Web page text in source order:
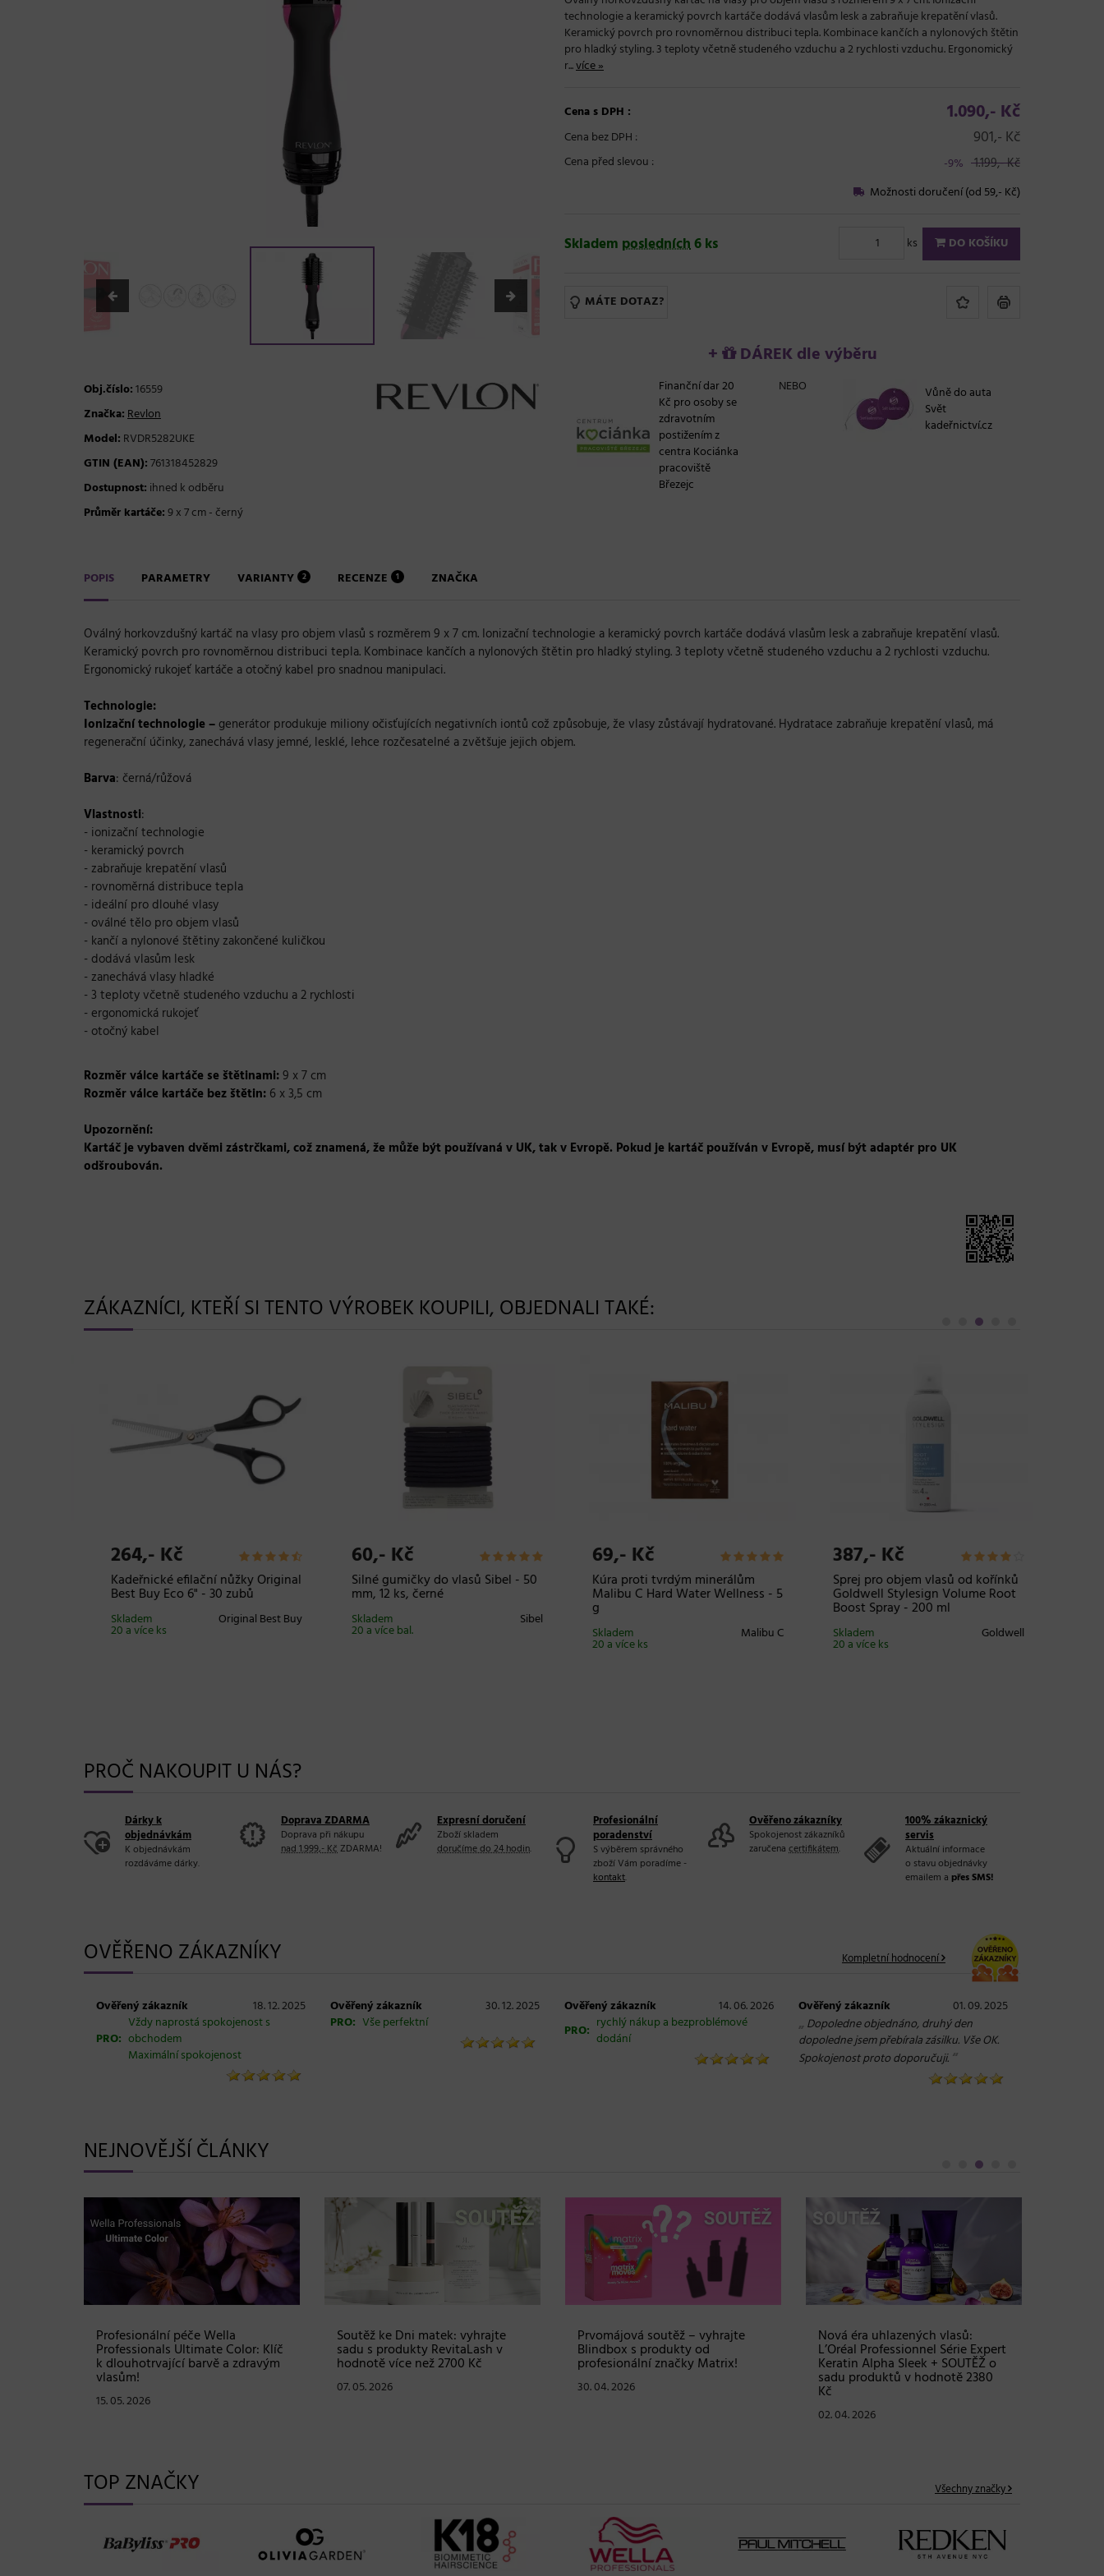
Obj.číslo:16559
Značka:Revlon
Model: RVDR5282UKE
GTIN (EAN):761318452829
Dostupnost: ihned k odběru
Průměr kartáče:9 x 7 cm - černý
technologie a keramický povrch kartáče dodává vlasům lesk a zabraňuje krepatění vlasů.
Keramický povrch pro rovnoměrnou distribuci tepla. Kombinace kančích a nylonových štětin
pro hladký styling. 3 teploty včetně studeného vzduchu a 2 rychlosti vzduchu. Ergonomický
r...více »
Cena s DPH : 1.090,- Kč
Cena bez DPH : 901,- Kč
Cena před slevou : -9% 1.199,- Kč
Možnosti doručení (od 59,- Kč)
Skladem posledních6 ks ks DO KOŠÍKU
MÁTE DOTAZ?
+ DÁREK dle výběru
Finanční dar 20
Kč pro osoby se
zdravotním
postižením z
centra Kociánka
pracoviště
Březejc
NEBO
Vůně do auta
Svět
kadeřnictví.cz
POPIS PARAMETRY VARIANTY 2 RECENZE 1 ZNAČKA
Oválný horkovzdušný kartáč na vlasy pro objem vlasů s rozměrem 9 x 7 cm. Ionizační technologie a keramický povrch kartáče dodává vlasům lesk a zabraňuje krepatění vlasů.
Keramický povrch pro rovnoměrnou distribuci tepla. Kombinace kančích a nylonových štětin pro hladký styling. 3 teploty včetně studeného vzduchu a 2 rychlosti vzduchu.
Ergonomický rukojeť kartáče a otočný kabel pro snadnou manipulaci.
Technologie:
Ionizační technologie – generátor produkuje miliony očisťujících negativních iontů což způsobuje, že vlasy zůstávají hydratované. Hydratace zabraňuje krepatění vlasů, má
regenerační účinky, zanechává vlasy jemné, lesklé, lehce rozčesatelné a zvětšuje jejich objem.
Barva: černá/růžová
Vlastnosti:
- ionizační technologie
- keramický povrch
- zabraňuje krepatění vlasů
- rovnoměrná distribuce tepla
- ideální pro dlouhé vlasy
- oválné tělo pro objem vlasů
- kančí a nylonové štětiny zakončené kuličkou
- dodává vlasům lesk
- zanechává vlasy hladké
- 3 teploty včetně studeného vzduchu a 2 rychlosti
- ergonomická rukojeť
- otočný kabel
Rozměr válce kartáče se štětinami:9 x 7 cm
Rozměr válce kartáče bez štětin: 6 x 3,5 cm
Upozornění:
Kartáč je vybaven dvěmi zástrčkami, což znamená, že může být používaná v UK, tak v Evropě. Pokud je kartáč používán v Evropě, musí být adaptér pro UK
odšroubován.
ZÁKAZNÍCI, KTEŘÍ SI TENTO VÝROBEK KOUPILI, OBJEDNALI TAKÉ:
264,- Kč
Kadeřnické efilační nůžky Original
Best Buy Eco 6" - 30 zubů
Original Best Buy
Skladem
20 a více ks
60,- Kč
Silné gumičky do vlasů Sibel - 50
mm, 12 ks, černé
Sibel
Skladem
20 a více bal.
69,- Kč
Kúra proti tvrdým minerálům
Malibu C Hard Water Wellness - 5
Malibu C
Skladem
20 a více ks
387,- Kč
Sprej pro objem vlasů od kořínků
Goldwell Stylesign Volume Root
Boost Spray - 200 ml
Goldwell
Skladem
20 a více ks
PROČ NAKOUPIT U NÁS?
Dárky k
objednávkám
K objednávkám
rozdáváme dárky.
Doprava ZDARMA
Doprava při nákupu
nad 1.999,- KčZDARMA!
Expresní doručení
Zboží skladem
doručíme do 24 hodin.
Profesionální
poradenství
S výběrem správného
zboží Vám poradíme -
kontakt.
Ověřeno zákazníky
Spokojenost zákazníků
zaručena certifikátem.
100% zákaznický
servis
Aktuální informace
o stavu objednávky
emailem a přes SMS!
OVĚŘENO ZÁKAZNÍKY Kompletní hodnocení
Ověřený zákazník
18. 12. 2025
PRO:
Vždy naprostá spokojenost s
obchodem
Maximální spokojenost
Ověřený zákazník
30. 12. 2025
PRO: Vše perfektní
Ověřený zákazník
14. 06. 2026
PRO: rychlý nákup a bezproblémové
dodání
Ověřený zákazník 01. 09. 2025
„ Dopoledne objednáno, druhý den
dopoledne jsem přebírala zásilku. Vše OK.
Spokojenost proto doporučuji. “
NEJNOVĚJŠÍ ČLÁNKY
Profesionální péče Wella
Professionals Ultimate Color: Klíč
k dlouhotrvající barvě a zdravým
vlasům!
15. 05. 2026
Soutěž ke Dni matek: vyhrajte
sadu s produkty RevitaLash v
hodnotě více než 2700 Kč
07. 05. 2026
Prvomájová soutěž – vyhrajte
Blindbox s produkty od
profesionální značky Matrix!
30. 04. 2026
Nová éra uhlazených vlasů:
L’Oréal Professionnel Série Expert
Keratin Alpha Sleek + SOUTĚŽ o
sadu produktů v hodnotě 2380
Kč
02. 04. 2026
TOP ZNAČKY Všechny značky